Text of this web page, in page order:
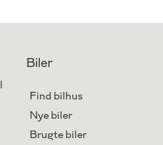
Biler
Find bilhus
Nye biler
Brugte biler